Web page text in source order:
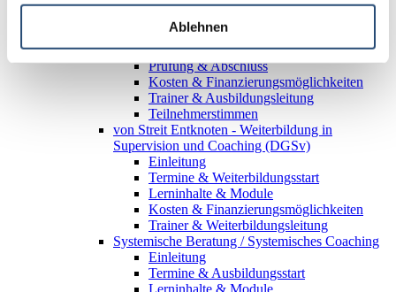
Ablehnen
Einleitung
Termine & Ausbildungsstart
Lerninhalte & Module
Prüfung & Abschluss
Kosten & Finanzierungsmöglichkeiten
Trainer & Ausbildungsleitung
Teilnehmerstimmen
von Streit Entknoten - Weiterbildung in
Supervision und Coaching (DGSv)
Einleitung
Termine & Weiterbildungsstart
Lerninhalte & Module
Kosten & Finanzierungsmöglichkeiten
Trainer & Weiterbildungsleitung
Systemische Beratung / Systemisches Coaching
Einleitung
Termine & Ausbildungsstart
Lerninhalte & Module